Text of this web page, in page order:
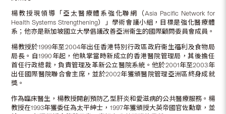
楊教授現領導「亞太醫療體系強化聯網（Asia Pacific Network for
Health Systems Strengthening）」學術會議小組，目標是強化醫療體
系；他亦是新加坡國立大學倡議改善亞洲衞生的國際顧問委員會成員。
楊教授於1999年至2004年出任香港特別行政區政府衞生福利及食物局
局長。自1990年起，他執掌當時新成立的香港醫院管理局，其後擔任
首任行政總裁，負責管理及革新公立醫院系統。他於2001年至2003年
出任國際醫院聯合會主席，並於2002年獲頒醫院管理亞洲區終身成就
獎。
作為臨床醫生，楊教授開創預防乙型肝炎和愛滋病的公共醫療服務。楊
教授在1993年獲委任為太平紳士，1997年獲頒授大英帝國官佐勳章，並